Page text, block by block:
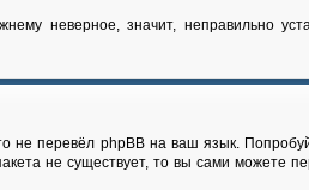
неверное, значит, неправильно
не перевёл phpBB на ваш язык.
не существует, то вы сами можете